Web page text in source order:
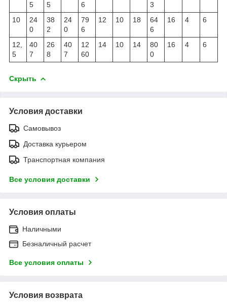
5
5
6
3
10
24
0
38
2
24
0
79
6
12 10 18
64
6
16 4 6
12,
5
40
7
26
8
40
7
12
60
14 10 14
80
0
16 4 6
Скрыть
Условия доставки
Самовывоз
Доставка курьером
Транспортная компания
Все условия доставки
Условия оплаты
Наличными
Безналичный расчет
Все условия оплаты
Условия возврата